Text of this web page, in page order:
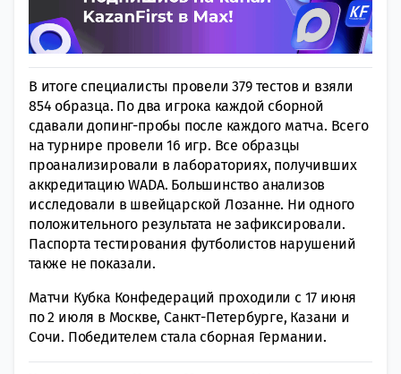
В итоге специалисты провели 379 тестов и взяли
854 образца. По два игрока каждой сборной
сдавали допинг-пробы после каждого матча. Всего
на турнире провели 16 игр. Все образцы
проанализировали в лабораториях, получивших
аккредитацию WADA. Большинство анализов
исследовали в швейцарской Лозанне. Ни одного
положительного результата не зафиксировали.
Паспорта тестирования футболистов нарушений
также не показали.
Матчи Кубка Конфедераций проходили с 17 июня
по 2 июля в Москве, Санкт-Петербурге, Казани и
Сочи. Победителем стала сборная Германии.